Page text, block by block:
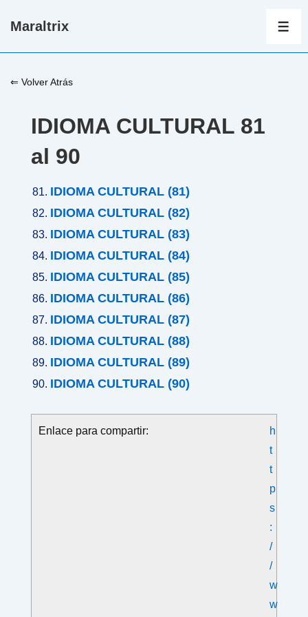
Saltar
principal
Maraltrix
⇐ Volver Atrás
IDIOMA CULTURAL 81
al 90
IDIOMA CULTURAL (81)
IDIOMA CULTURAL (82)
IDIOMA CULTURAL (83)
IDIOMA CULTURAL (84)
IDIOMA CULTURAL (85)
IDIOMA CULTURAL (86)
IDIOMA CULTURAL (87)
IDIOMA CULTURAL (88)
IDIOMA CULTURAL (89)
IDIOMA CULTURAL (90)
Enlace para compartir:
h
t
t
p
s
:
/
/
w
w